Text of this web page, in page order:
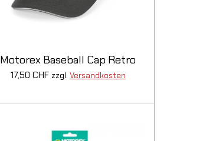
Motorex Baseball Cap Retro
17,50 CHF zzgl. Versandkosten